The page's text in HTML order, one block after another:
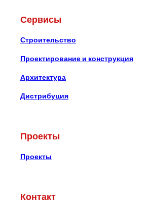
Сервисы
Строительство
Проектирование и конструкция
Архитектура
Дистрибуция
Проекты
Проекты
Контакт